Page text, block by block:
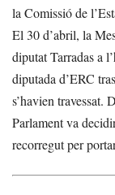
la Comissió de
El 30 d’abril, la
diputat Tarradas a
diputada d’ERC
s’havien travessat.
Parlament va
recorregut per